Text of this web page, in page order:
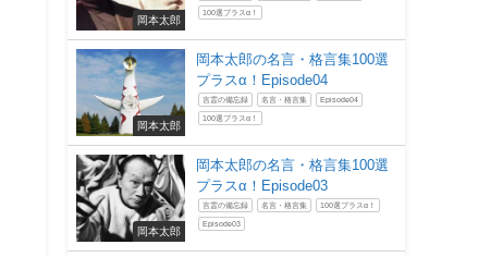
岡本太郎
100選プラスα！
岡本太郎
岡本太郎の名言・格言集100選
プラスα！Episode04
言霊の備忘録 名言・格言集 Episode04
100選プラスα！
岡本太郎
岡本太郎の名言・格言集100選
プラスα！Episode03
言霊の備忘録 名言・格言集 100選プラスα！
Episode03